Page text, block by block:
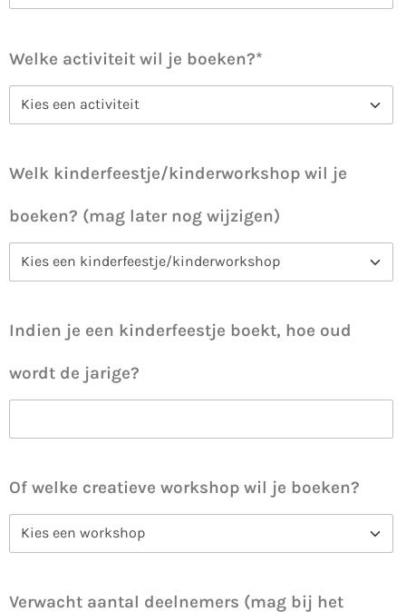
Welke activiteit wil je boeken?*
Welk kinderfeestje/kinderworkshop wil je
boeken? (mag later nog wijzigen)
Indien je een kinderfeestje boekt, hoe oud
wordt de jarige?
Of welke creatieve workshop wil je boeken?
Verwacht aantal deelnemers (mag bij het